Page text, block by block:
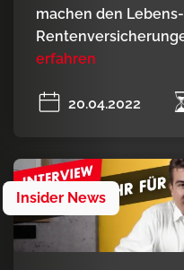
machen den
erfahren
20.04.2022
Insider News